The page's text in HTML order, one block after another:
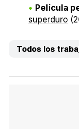
Película
superduro
Todos los